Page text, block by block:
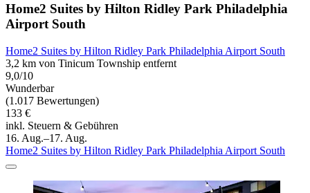
Home2 Suites by Hilton Ridley Park Philadelphia
Airport South
Home2 Suites by Hilton Ridley Park Philadelphia Airport South
3,2 km von Tinicum Township entfernt
9,0/10
Wunderbar
(1.017 Bewertungen)
133 €
inkl. Steuern & Gebühren
16. Aug.–17. Aug.
Home2 Suites by Hilton Ridley Park Philadelphia Airport South